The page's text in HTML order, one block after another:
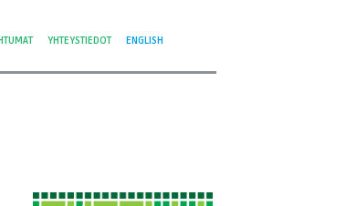
YHTEYSTIEDOT ENGLISH